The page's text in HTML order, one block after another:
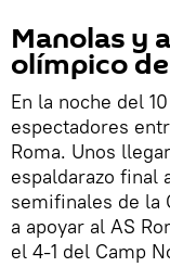
Manolas y
olímpico
En la noche del
espectadores
Roma. Unos
espaldarazo final
semifinales de la
a apoyar al AS
el 4-1 del Camp